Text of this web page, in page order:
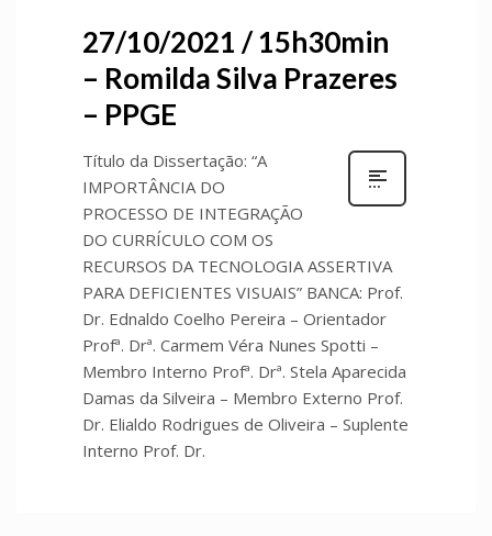
27/10/2021 / 15h30min
– Romilda Silva Prazeres
– PPGE
Título da Dissertação: “A
IMPORTÂNCIA DO
PROCESSO DE INTEGRAÇÃO
DO CURRÍCULO COM OS
RECURSOS DA TECNOLOGIA ASSERTIVA
PARA DEFICIENTES VISUAIS” BANCA: Prof.
Dr. Ednaldo Coelho Pereira – Orientador
Profª. Drª. Carmem Véra Nunes Spotti –
Membro Interno Profª. Drª. Stela Aparecida
Damas da Silveira – Membro Externo Prof.
Dr. Elialdo Rodrigues de Oliveira – Suplente
Interno Prof. Dr.